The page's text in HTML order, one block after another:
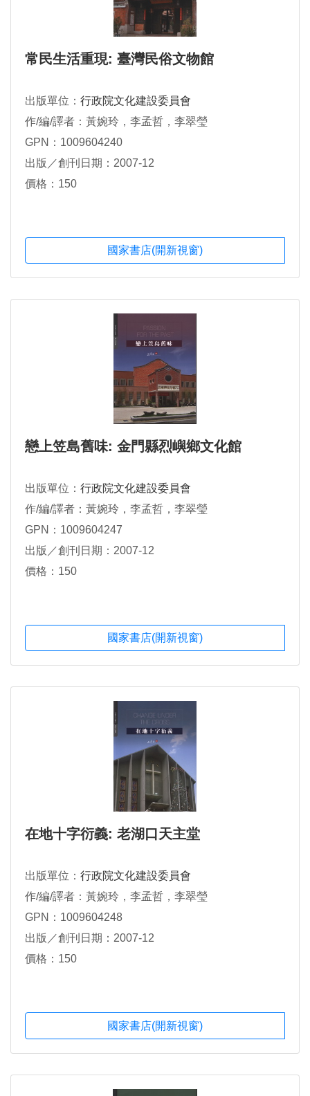
常民生活重現: 臺灣民俗文物館
出版單位： 行政院文化建設委員會
作/編/譯者：黃婉玲，李孟哲，李翠瑩
GPN：1009604240
出版／創刊日期：2007-12
價格：150
國家書店(開新視窗)
戀上笠島舊味: 金門縣烈嶼鄉文化館
出版單位： 行政院文化建設委員會
作/編/譯者：黃婉玲，李孟哲，李翠瑩
GPN：1009604247
出版／創刊日期：2007-12
價格：150
國家書店(開新視窗)
在地十字衍義: 老湖口天主堂
出版單位： 行政院文化建設委員會
作/編/譯者：黃婉玲，李孟哲，李翠瑩
GPN：1009604248
出版／創刊日期：2007-12
價格：150
國家書店(開新視窗)